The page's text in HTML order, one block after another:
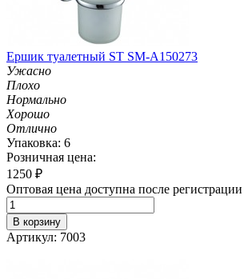
Ершик туалетный ST SM-A150273
Ужасно
Плохо
Нормально
Хорошо
Отлично
Упаковка: 6
Розничная цена:
1250 ₽
Оптовая цена доступна после регистрации
В корзину
Артикул: 7003